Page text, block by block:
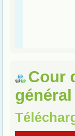
Cour
général